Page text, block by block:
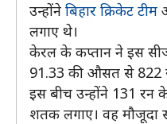
उन्होंने बिहार क्रिकेट टीम
लगाए थे।
केरल के कप्तान ने इस
91.33 की औसत से 822
इस बीच उन्होंने 131 रन
शतक लगाए। वह मौजूदा